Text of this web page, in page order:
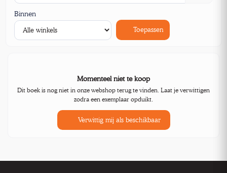
Binnen
Toepassen
Momenteel niet te koop
Dit boek is nog niet in onze webshop terug te vinden. Laat je verwittigen
zodra een exemplaar opduikt.
Verwittig mij als beschikbaar